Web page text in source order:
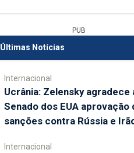
PUB
Últimas Notícias
Internacional
Ucrânia: Zelensky agradece
Senado dos EUA aprovação
sanções contra Rússia e
Internacional